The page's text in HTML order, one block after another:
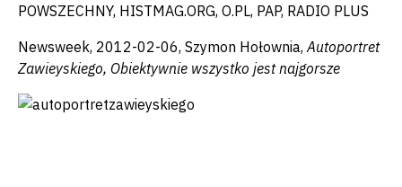
POWSZECHNY, HISTMAG.ORG, O.PL, PAP, RADIO PLUS
Newsweek, 2012-02-06, Szymon Hołownia, Autoportret
Zawieyskiego, Obiektywnie wszystko jest najgorsze